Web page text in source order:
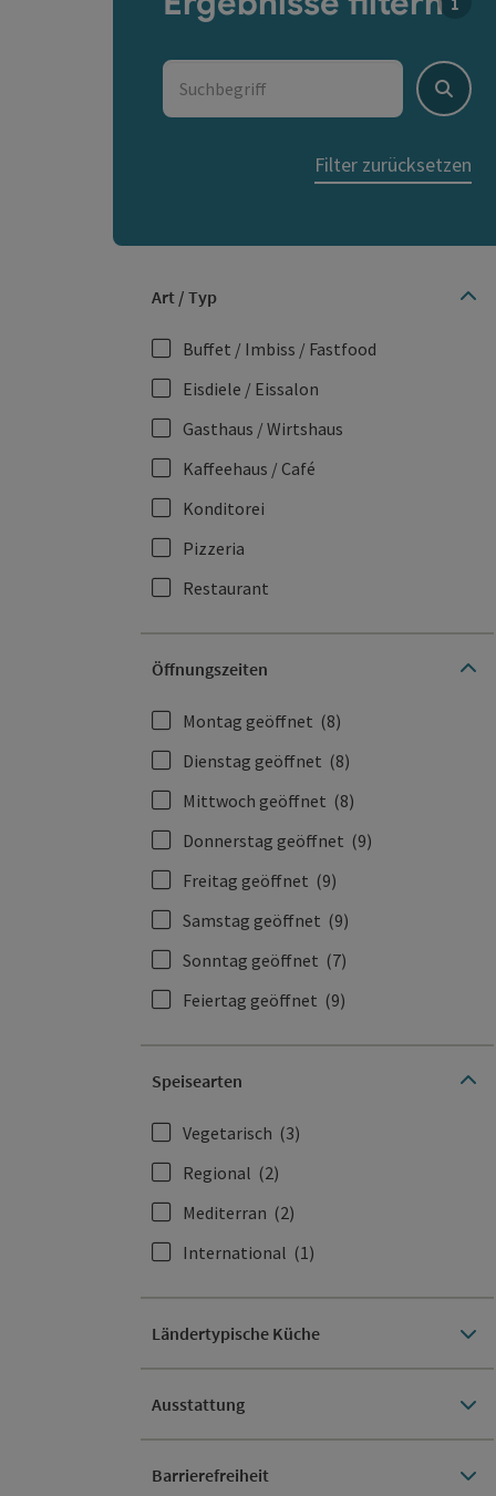
Suchbegriff
Suchen
Filter zurücksetzen
Art / Typ
Buffet / Imbiss / Fastfood
Eisdiele / Eissalon
Gasthaus / Wirtshaus
Kaffeehaus / Café
Konditorei
Pizzeria
Restaurant
Öffnungszeiten
Montag geöffnet (8)
Dienstag geöffnet (8)
Mittwoch geöffnet (8)
Donnerstag geöffnet (9)
Freitag geöffnet (9)
Samstag geöffnet (9)
Sonntag geöffnet (7)
Feiertag geöffnet (9)
Speisearten
Vegetarisch (3)
Regional (2)
Mediterran (2)
International (1)
Ländertypische Küche
Ausstattung
Barrierefreiheit